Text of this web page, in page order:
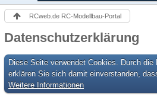
RCweb.de RC-Modellbau-Portal
Datenschutzerklärung
Diese Seite verwendet Cookies. Durch die
erklären Sie sich damit einverstanden,
Weitere Informationen